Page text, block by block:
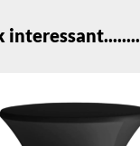
interessant........